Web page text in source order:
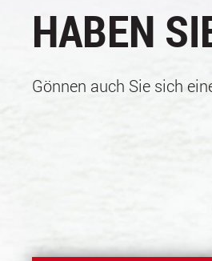
HABEN
Gönnen auch Sie sich